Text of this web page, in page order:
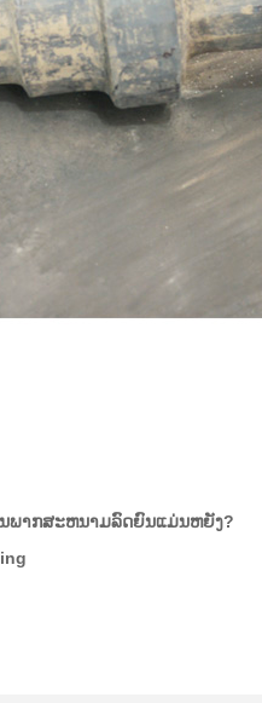
ພາກສະຫນາມລົດຍົນແມ່ນຫຍັງ?